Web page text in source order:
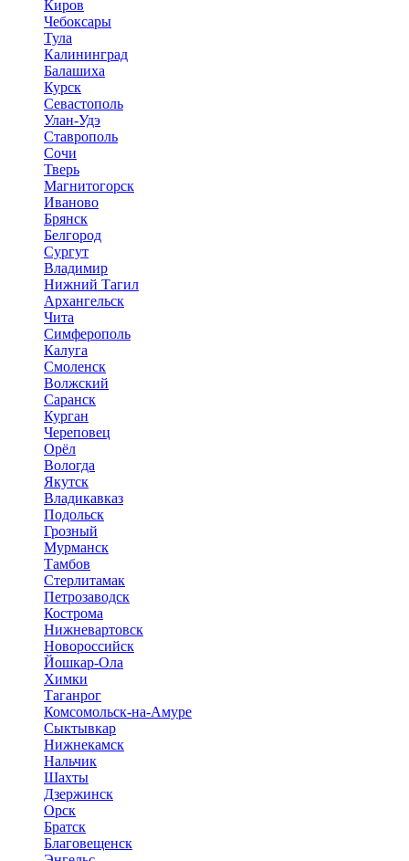
Киров
Чебоксары
Тула
Калининград
Балашиха
Курск
Севастополь
Улан-Удэ
Ставрополь
Сочи
Тверь
Магнитогорск
Иваново
Брянск
Белгород
Сургут
Владимир
Нижний Тагил
Архангельск
Чита
Симферополь
Калуга
Смоленск
Волжский
Саранск
Курган
Череповец
Орёл
Вологда
Якутск
Владикавказ
Подольск
Грозный
Мурманск
Тамбов
Стерлитамак
Петрозаводск
Кострома
Нижневартовск
Новороссийск
Йошкар-Ола
Химки
Таганрог
Комсомольск-на-Амуре
Сыктывкар
Нижнекамск
Нальчик
Шахты
Дзержинск
Орск
Братск
Благовещенск